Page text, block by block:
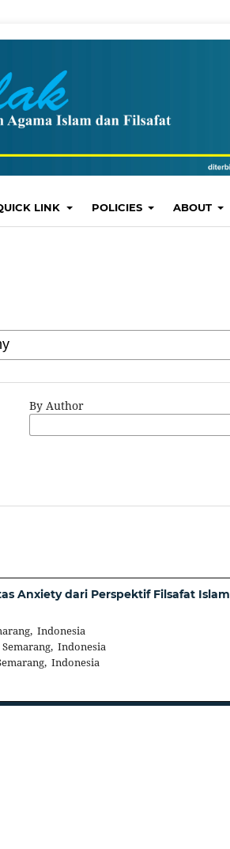
LINK POLICIES ABOUT
By Author
Anxiety dari Perspektif Filsafat Islam
Indonesia
Indonesia
Indonesia